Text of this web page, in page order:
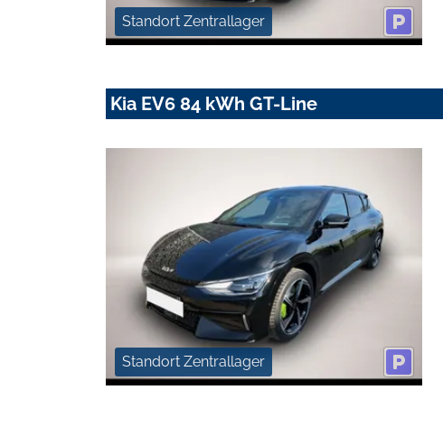
Standort Zentrallager
Kia EV6 84 kWh GT-Line
Standort Zentrallager